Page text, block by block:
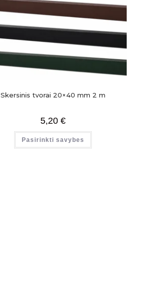
Skersinis tvorai 20×40 mm 2 m
5,20 €
Pasirinkti savybes